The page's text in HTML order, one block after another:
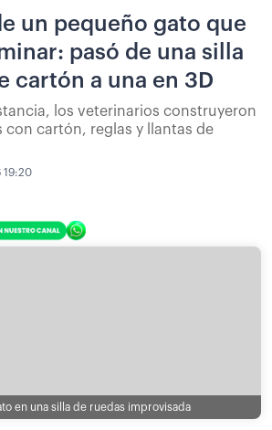
un pequeño gato que
pasó de una silla
cartón a una en 3D
los veterinarios construyeron
con cartón, reglas y llantas de
19:20
en una silla de ruedas improvisada